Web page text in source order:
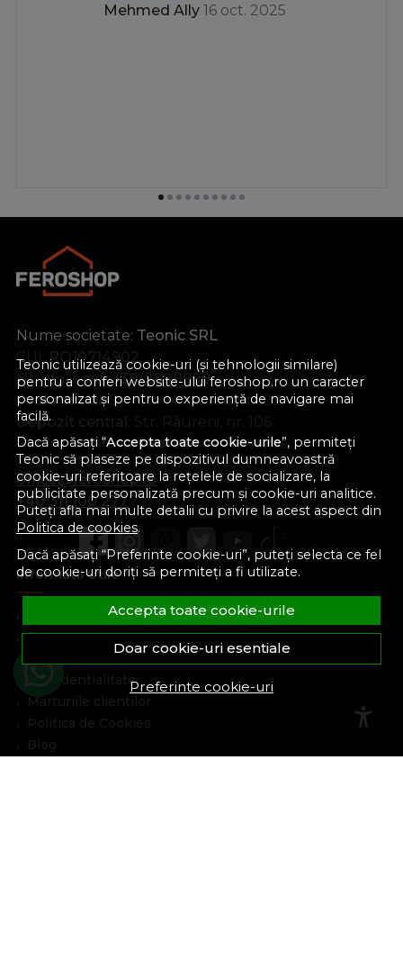
Teonic utilizează cookie-uri (și tehnologii similare)
pentru a conferi website-ului feroshop.ro un caracter
personalizat și pentru o experiență de navigare mai
facilă.
Dacă apăsați “Accepta toate cookie-urile”, permiteți
Teonic să plaseze pe dispozitivul dumneavoastră
cookie-uri referitoare la rețelele de socializare, la
publicitate personalizată precum și cookie-uri analitice.
Puteți afla mai multe detalii cu privire la acest aspect din
Politica de cookies.
Dacă apăsați “Preferinte cookie-uri”, puteți selecta ce fel
de cookie-uri doriți să permiteți a fi utilizate.
Accepta toate cookie-urile
Doar cookie-uri esentiale
Preferinte cookie-uri
Mehmed Ally 16 oct. 2025
Nume societate: Teonic SRL
CUI: RO10714902
Nr. reg. com.:J38/289/1998
Sediu social:Str. Gib Mihăescu, Nr. 22
Depozit central: Str. Râureni, nr. 106
Râmnicu Vâlcea, Jud. Vâlcea, România
office@feroshop.ro
+40 311 100 277
Informatii Utile
Formular retur
Despre noi
Termeni si conditii
Confidentialitate
Marturiile clientilor
Politica de Cookies
Blog